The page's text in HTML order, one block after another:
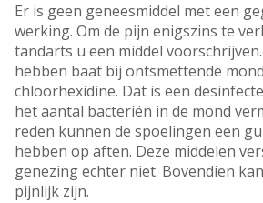
Er is geen geneesmiddel met een
werking. Om de pijn enigszins te
tandarts u een middel
hebben baat bij ontsmettende
chloorhexidine. Dat is een
het aantal bacteriën in de mond
reden kunnen de spoelingen een
hebben op aften. Deze middelen
genezing echter niet. Bovendien
pijnlijk zijn.